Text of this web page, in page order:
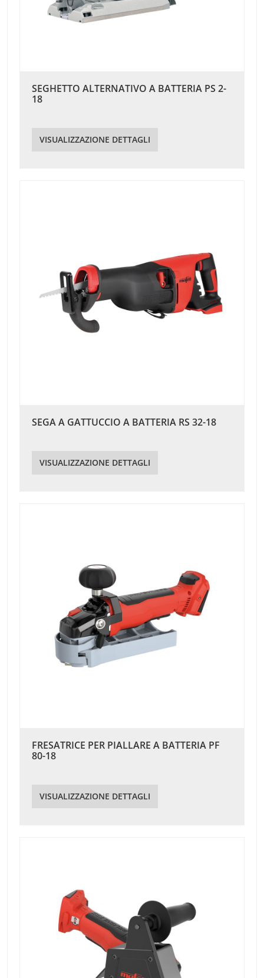
SEGHETTO ALTERNATIVO A BATTERIA PS 2-
18
VISUALIZZAZIONE DETTAGLI
SEGA A GATTUCCIO A BATTERIA RS 32-18
VISUALIZZAZIONE DETTAGLI
FRESATRICE PER PIALLARE A BATTERIA PF
80-18
VISUALIZZAZIONE DETTAGLI